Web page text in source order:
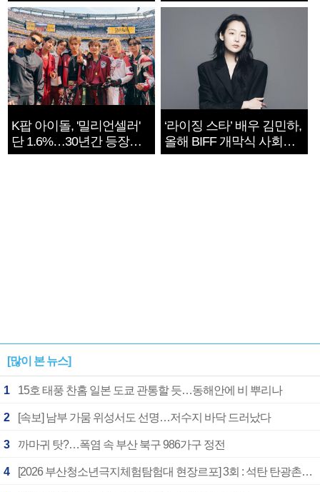
지는 ‘전쟁 속죄’
K팝 아이돌, '밀리언셀러'
단 1.6%…30년간 등장
1182개팀 전수조사
‘라이징 스타’ 배우 김민하,
올해 BIFF 개막식 사회자
확정
[많이 본 뉴스]
1 15호 태풍 찬홈 일본 도쿄 관통할 듯…동해안에 비 뿌리나
2 [속보] 남부 가뭄 위성서도 선명…저수지 바닥 드러났다
3 까마귀 탓?…폭염 속 부산 북구 986가구 정전
4 [2026 부산청소년극지체험탐험대 현장르포] 3회 : 석탄 탄광촌에서 북극 연구의 중심지로